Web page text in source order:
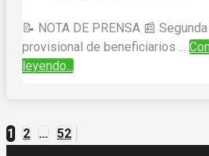
📝 NOTA DE PRENSA 📰
provisional de beneficiarios ...
leyendo...
Paginación
1 2 … 52